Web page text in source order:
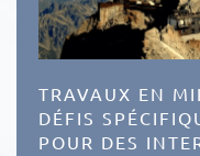
TRAVAUX EN
DÉFIS
POUR DES